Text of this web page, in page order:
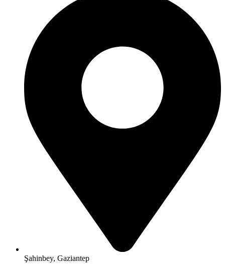
Şahinbey, Gaziantep